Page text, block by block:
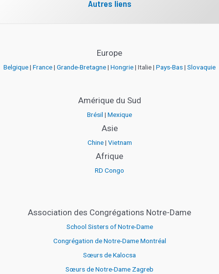
Autres liens
Europe
Belgique| France| Grande-Bretagne| Hongrie| Italie | Pays-Bas| Slovaquie
Amérique du Sud
Brésil | Mexique
Asie
Chine| Vietnam
Afrique
RD Congo
Association des Congrégations Notre-Dame
School Sisters of Notre-Dame
Congrégation de Notre-Dame Montréal
Sœurs de Kalocsa
Sœurs de Notre-Dame Zagreb